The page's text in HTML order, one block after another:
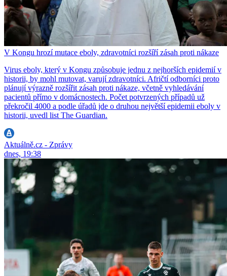
V Kongu hrozí mutace eboly, zdravotníci rozšíří zásah proti nákaze
Virus eboly, který v Kongu způsobuje jednu z nejhorších epidemií v
historii, by mohl mutovat, varují zdravotníci. Afričtí odborníci proto
plánují výrazně rozšířit zásah proti nákaze, včetně vyhledávání
pacientů přímo v domácnostech. Počet potvrzených případů už
překročil 4000 a podle úřadů jde o druhou největší epidemii eboly v
historii, uvedl list The Guardian.
Aktuálně.cz - Zprávy
dnes, 19:38